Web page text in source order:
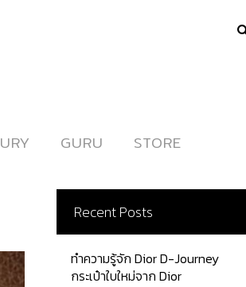
GURU
GURU STORE
STORE
Recent Posts
ทำความรู้จัก Dior D-Journey
กระเป๋าใบใหม่จาก Dior